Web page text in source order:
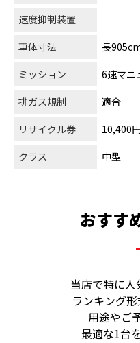
速度抑制装置
車体寸法
長
ミッション
6速マニ
排ガス規制
適合
リサイクル券
10,400
クラス
中型
おすす
当店で特に人
ランキング形
用途やご
最適な1台